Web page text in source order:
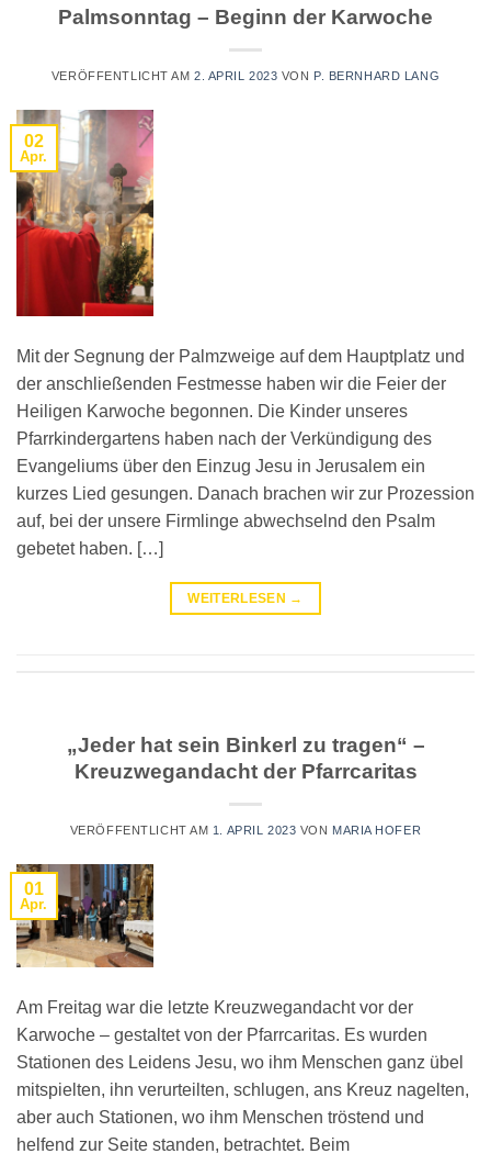
Palmsonntag – Beginn der Karwoche
VERÖFFENTLICHT AM2. APRIL 2023 VON P. BERNHARD LANG
02
Apr.
Mit der Segnung der Palmzweige auf dem Hauptplatz und
der anschließenden Festmesse haben wir die Feier der
Heiligen Karwoche begonnen. Die Kinder unseres
Pfarrkindergartens haben nach der Verkündigung des
Evangeliums über den Einzug Jesu in Jerusalem ein
kurzes Lied gesungen. Danach brachen wir zur Prozession
auf, bei der unsere Firmlinge abwechselnd den Psalm
gebetet haben. […]
WEITERLESEN →
„Jeder hat sein Binkerl zu tragen“ –
Kreuzwegandacht der Pfarrcaritas
VERÖFFENTLICHT AM 1. APRIL 2023 VON MARIA HOFER
01
Apr.
Am Freitag war die letzte Kreuzwegandacht vor der
Karwoche – gestaltet von der Pfarrcaritas. Es wurden
Stationen des Leidens Jesu, wo ihm Menschen ganz übel
mitspielten, ihn verurteilten, schlugen, ans Kreuz nagelten,
aber auch Stationen, wo ihm Menschen tröstend und
helfend zur Seite standen, betrachtet. Beim